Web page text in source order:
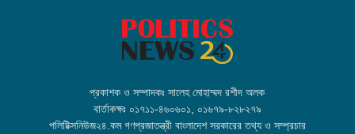
প্রকাশক ও সম্পাদকঃ সালেহ মোহাম্মদ রশীদ অলক
বার্তাকক্ষঃ ০১৭১১-৪৬০৬০১, ০১৬৭৯-৮২৮২৭৯
পলিটিক্সনিউজ২৪.কম গণপ্রজাতন্ত্রী বাংলাদেশ সরকারের তথ্য ও সম্প্রচার